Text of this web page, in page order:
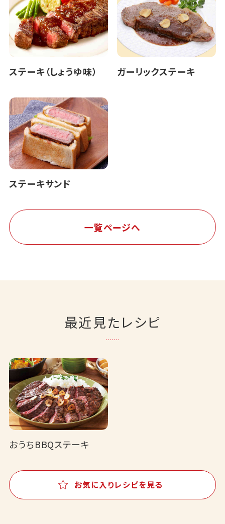
ステーキ（しょうゆ味） ガーリックステーキ
ステーキサンド
一覧ページへ
最近見たレシピ
おうちBBQステーキ
お気に入りレシピを見る